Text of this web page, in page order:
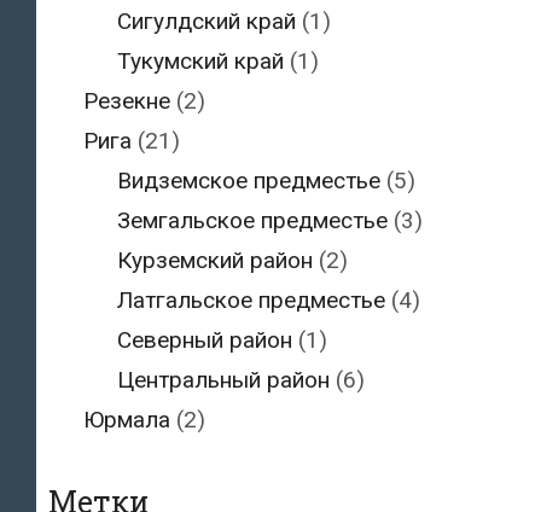
Сигулдский край (1)
Тукумский край (1)
Резекне(2)
Рига (21)
Видземское предместье (5)
Земгальское предместье (3)
Курземский район (2)
Латгальское предместье (4)
Северный район (1)
Центральный район (6)
Юрмала (2)
Метки